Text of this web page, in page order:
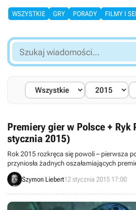
WSZYSTKIE GRY PORADY FILMY I
Szukaj
wiadomości...
Premiery gier w Polsce + Ryk
stycznia 2015)
Rok 2015 rozkręca się powoli – pierwsza
przyniosła żadnych oszałamiających
W tym tygodniu wyjdą na przykład dodatek
Dead Kings i erpeg Avernum 2: Crystal Souls.
Szymon Liebert12 stycznia 2015 17:00